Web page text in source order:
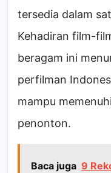
tersedia dalam
Kehadiran film-
beragam ini
perfilman
mampu
penonton.
Baca juga 9